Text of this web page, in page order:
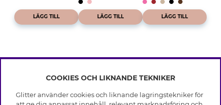
LÄGG TILL LÄGG TILL LÄGG TILL
INFO
Leverans
COOKIES OCH LIKNANDE TEKNIKER
Glitter använder cookies och liknande lagringstekniker för